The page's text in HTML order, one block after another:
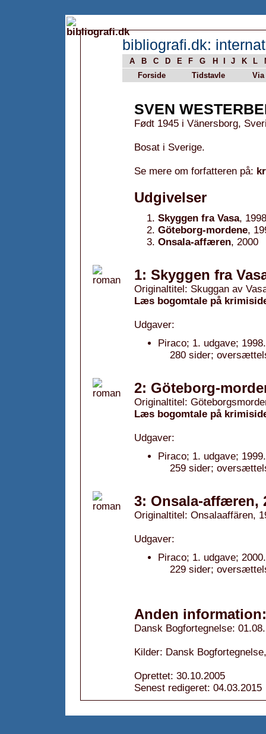
bibliografi.dk:
A B C D E F G H J K L
Forside
Tidstavle Via
SVEN
Født 1945 i Vänersborg,
Bosat i Sverige.
Se mere om forfatteren på:
Udgivelser
Skyggen fra Vasa, 1998
Göteborg-mordene,
Onsala-affæren, 2000
1: Skyggen fra
Originaltitel: Skuggan av
Læs bogomtale på
Udgaver:
Piraco; 1. udgave; 1998.
280 sider;
2: Göteborg-
Originaltitel:
Læs bogomtale på
Udgaver:
Piraco; 1. udgave; 1999.
259 sider;
3: Onsala-affæren,
Originaltitel: Onsalaaffären,
Udgaver:
Piraco; 1. udgave; 2000.
229 sider;
Anden information:
Dansk Bogfortegnelse:
Kilder: Dansk
Oprettet: 30.10.2005
Senest redigeret: 04.03.2015